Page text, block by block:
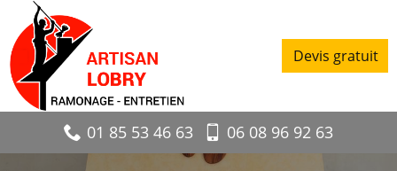
Devis gratuit
01 85 53 46 63 06 08 96 92 63